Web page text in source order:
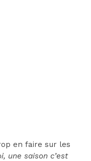
en faire sur les
une saison c’est